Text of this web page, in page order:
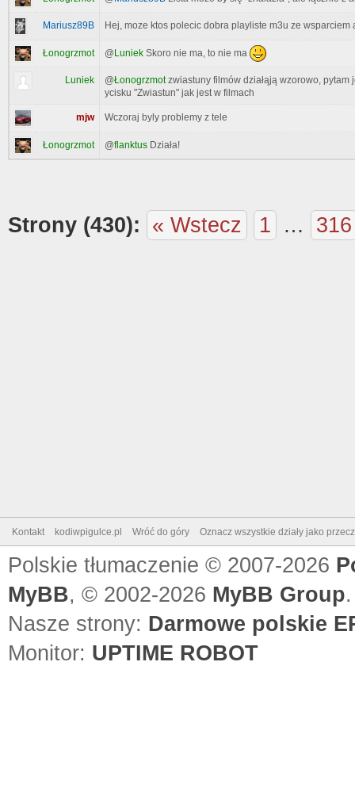
Mariusz89B Hej, moze ktos polecic dobra playliste m3u ze
Łonogrzmot @Luniek Skoro nie ma, to nie ma
Luniek @Łonogrzmotzwiastuny filmów działąją wzorowo,
ycisku "Zwiastun" jak jest w filmach
mjw Wczoraj byly problemy z tele
Łonogrzmot @flanktus Działa!
Strony (430): « Wstecz 1 … 316
Kontakt kodiwpigulce.pl Wróć do góry Oznacz wszystkie działy jako
Polskie tłumaczenie © 2007-2026
MyBB, © 2002-2026 MyBB Group.
Nasze strony: Darmowe polskie
Monitor: UPTIME ROBOT